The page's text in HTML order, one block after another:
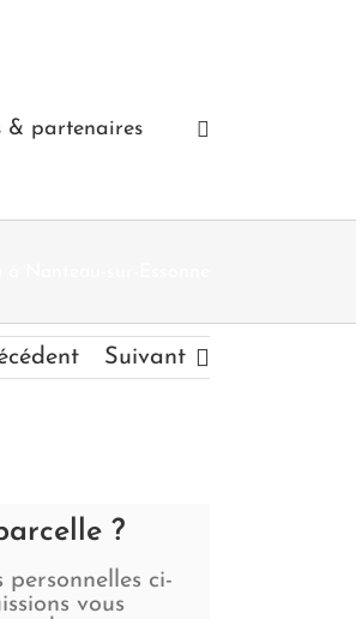
& partenaires
Suivant
?
personnelles ci-
vous